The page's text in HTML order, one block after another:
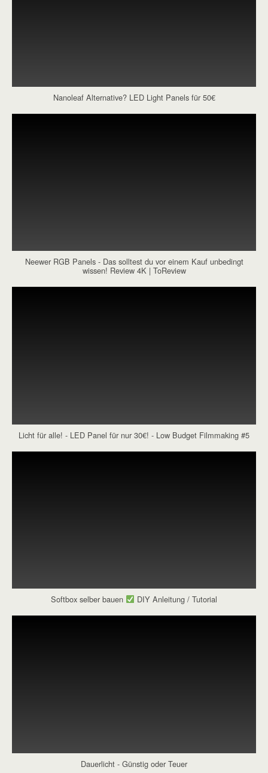
Nanoleaf Alternative? LED Light Panels für 50€
Neewer RGB Panels - Das solltest du vor einem Kauf unbedingt
wissen! Review 4K | ToReview
Licht für alle! - LED Panel für nur 30€! - Low Budget Filmmaking #5
Softbox selber bauen DIY Anleitung / Tutorial
Dauerlicht - Günstig oder Teuer